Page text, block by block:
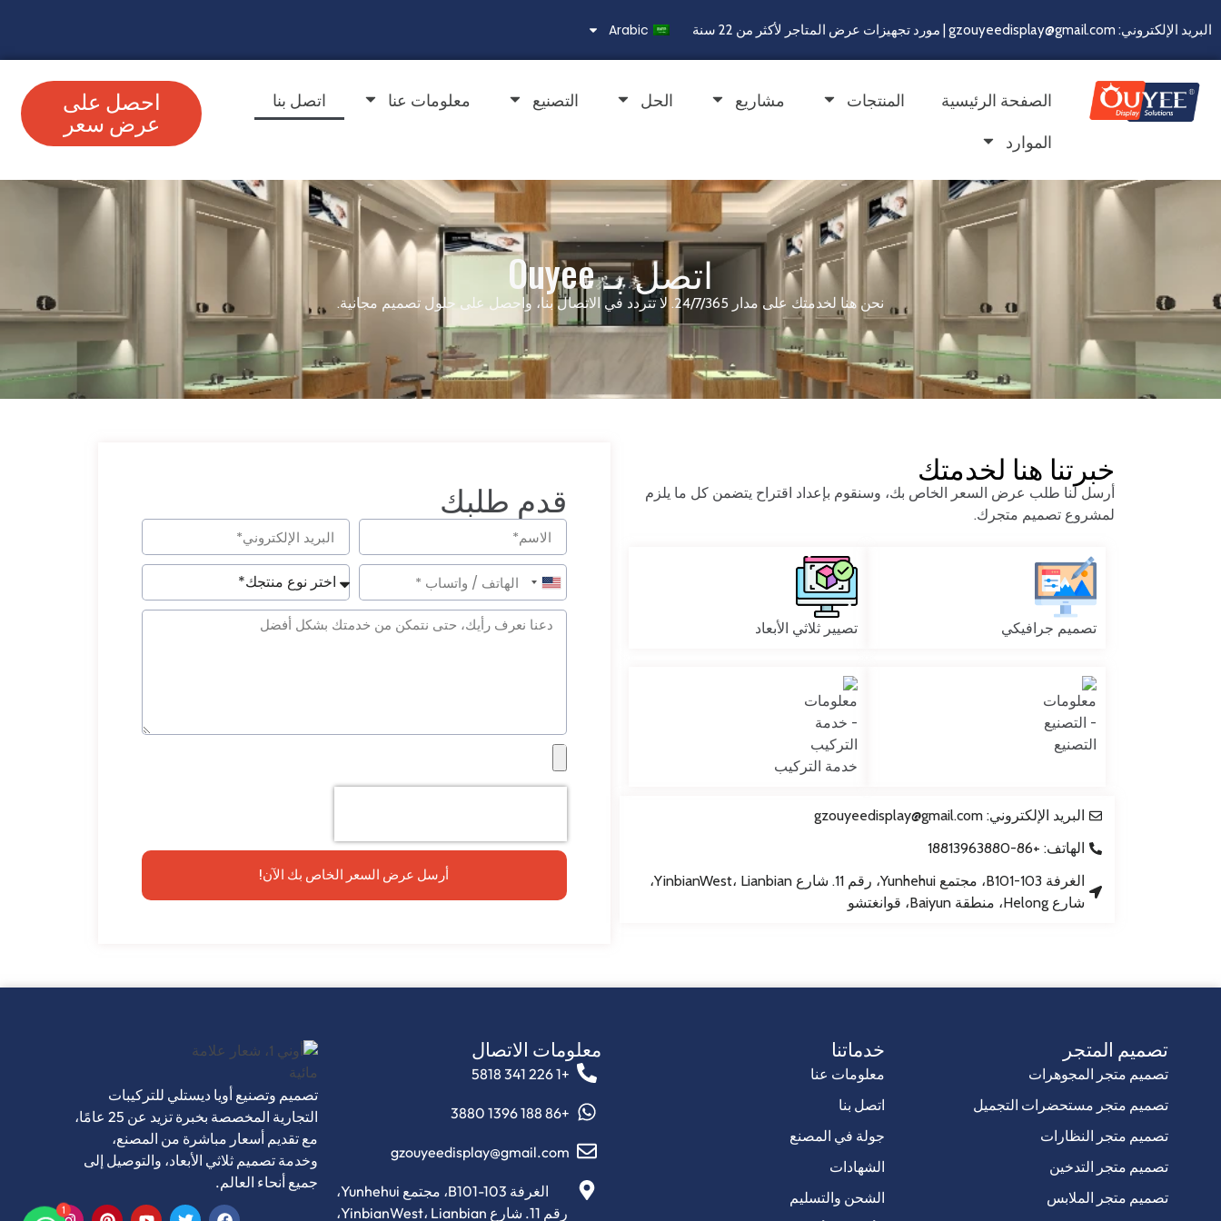
البريد الإلكتروني: gzouyeedisplay@gmail.com | مورد تجهيزات عرض المتاجر لأكثر من 22 سنة Arabic
الصفحة الرئيسية المنتجات مشاريع الحل التصنيع معلومات عنا
اتصل بنا
الموارد
احصل على
عرض سعر
اتصل بـ Ouyee
نحن هنا لخدمتك على مدار 24/7/365. لا تتردد في الاتصال بنا، واحصل على حلول تصميم مجانية.
خبرتنا هنا لخدمتك
أرسل لنا طلب عرض السعر الخاص بك، وسنقوم بإعداد اقتراح يتضمن كل ما يلزم
لمشروع تصميم متجرك.
تصميم جرافيكي تصيير ثلاثي الأبعاد
التصنيع
خدمة التركيب
البريد الإلكتروني: gzouyeedisplay@gmail.com
الهاتف: +86-18813963880
الغرفة B101-103، مجتمع Yunhehui، رقم 11. شارع YinbianWest، Lianbian،
شارع Helong، منطقة Baiyun، قوانغتشو
قدم طلبك
United
States
+1
أرسل عرض السعر الخاص بك الآن!
تصميم المتجر
تصميم متجر المجوهرات
تصميم متجر مستحضرات التجميل
تصميم متجر النظارات
تصميم متجر التدخين
تصميم متجر الملابس
خدماتنا
معلومات عنا
اتصل بنا
جولة في المصنع
الشهادات
الشحن والتسليم
معلومات الاتصال
+1 226 341 5818
+86 188 1396 3880
gzouyeedisplay@gmail.com
الغرفة B101-103، مجتمع Yunhehui،
رقم 11. شارع YinbianWest، Lianbian،
تصميم وتصنيع أويا ديستلي للتركيبات
التجارية المخصصة بخبرة تزيد عن 25 عامًا،
مع تقديم أسعار مباشرة من المصنع،
وخدمة تصميم ثلاثي الأبعاد، والتوصيل إلى
جميع أنحاء العالم.